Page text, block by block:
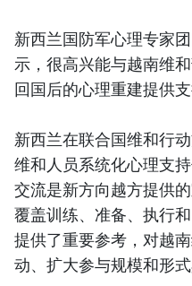
新西兰国防军心理专家
示，很高兴能与越南维
回国后的心理重建提供支
新西兰在联合国维和行
维和人员系统化心理支
交流是新方向越方提供
覆盖训练、准备、执行
提供了重要参考，对越
动、扩大参与规模和形式